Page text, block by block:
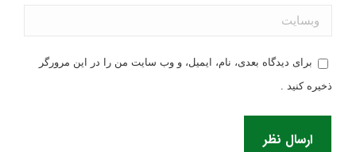
وبسایت
برای دیدگاه بعدی، نام، ایمیل، و وب سایت من را در این مرورگر
ذخیره کنید .
ارسال نظر